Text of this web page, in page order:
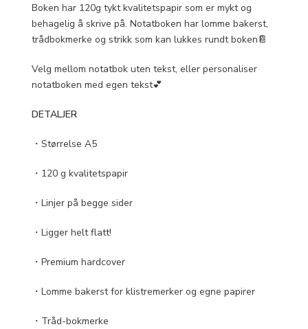
Boken har 120g tykt kvalitetspapir som er mykt og
behagelig å skrive på. Notatboken har lomme bakerst,
trådbokmerke og strikk som kan lukkes rundt boken📔
Velg mellom notatbok uten tekst, eller personaliser
notatboken med egen tekst💕
DETALJER
・Størrelse A5
・120 g kvalitetspapir
・Linjer på begge sider
・Ligger helt flatt!
・Premium hardcover
・Lomme bakerst for klistremerker og egne papirer
・Tråd-bokmerke